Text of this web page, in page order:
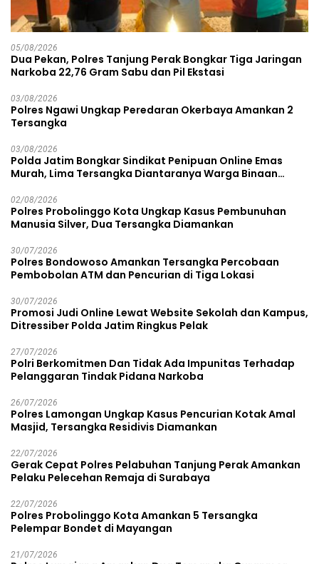
05/08/2026
Dua Pekan, Polres Tanjung Perak Bongkar Tiga Jaringan
Narkoba 22,76 Gram Sabu dan Pil Ekstasi
03/08/2026
Polres Ngawi Ungkap Peredaran Okerbaya Amankan 2
Tersangka
03/08/2026
Polda Jatim Bongkar Sindikat Penipuan Online Emas
Murah, Lima Tersangka Diantaranya Warga Binaan
02/08/2026
Polres Probolinggo Kota Ungkap Kasus Pembunuhan
Manusia Silver, Dua Tersangka Diamankan
30/07/2026
Polres Bondowoso Amankan Tersangka Percobaan
Pembobolan ATM dan Pencurian di Tiga Lokasi
30/07/2026
Promosi Judi Online Lewat Website Sekolah dan Kampus,
Ditressiber Polda Jatim Ringkus Pelak
27/07/2026
Polri Berkomitmen Dan Tidak Ada Impunitas Terhadap
Pelanggaran Tindak Pidana Narkoba
26/07/2026
Polres Lamongan Ungkap Kasus Pencurian Kotak Amal
Masjid, Tersangka Residivis Diamankan
22/07/2026
Gerak Cepat Polres Pelabuhan Tanjung Perak Amankan
Pelaku Pelecehan Remaja di Surabaya
22/07/2026
Polres Probolinggo Kota Amankan 5 Tersangka
Pelempar Bondet di Mayangan
21/07/2026